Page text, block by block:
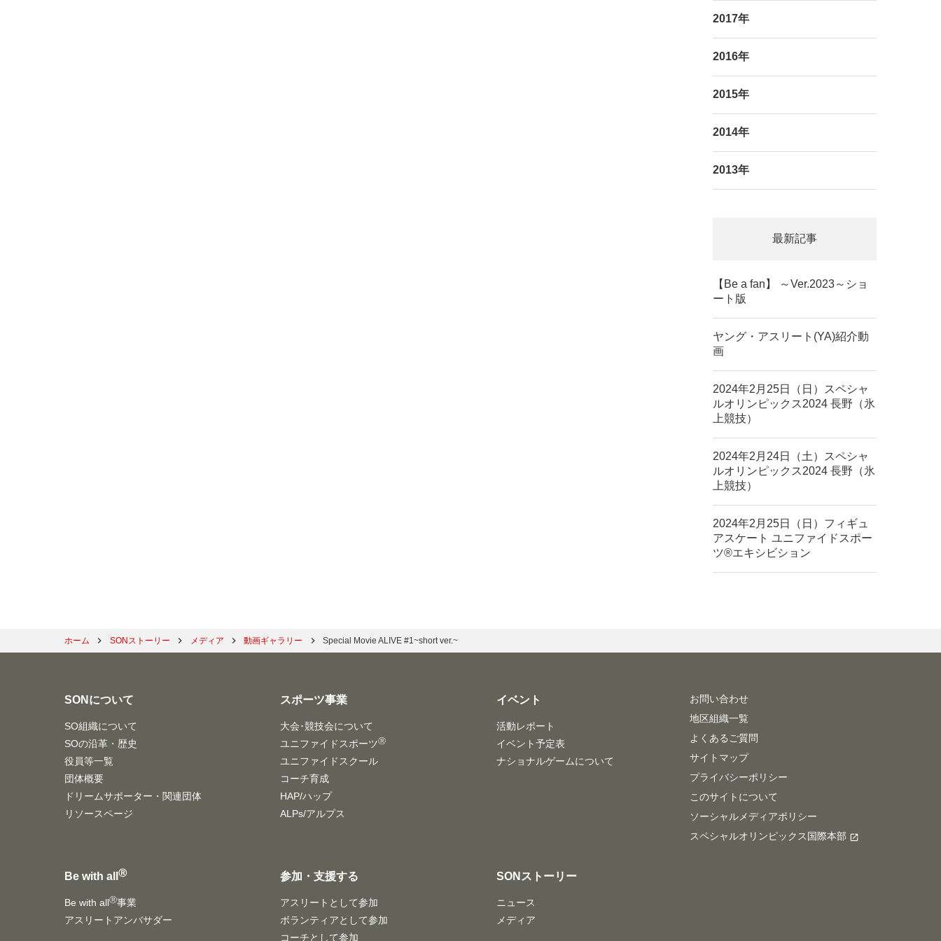
2017年
2016年
2015年
2014年
2013年
最新記事
【Be a fan】 ～Ver.2023～ショ
ート版
ヤング・アスリート(YA)紹介動
画
2024年2月25日（日）スペシャ
ルオリンピックス2024 長野（氷
上競技）
2024年2月24日（土）スペシャ
ルオリンピックス2024 長野（氷
上競技）
2024年2月25日（日）フィギュ
アスケート ユニファイドスポー
ツ®エキシビション
ホーム SONストーリー メディア 動画ギャラリー Special Movie ALIVE #1~short ver.~
SONについて
SO組織について
SOの沿革・歴史
役員等一覧
団体概要
ドリームサポーター・関連団体
リソースページ
Be with all Ⓡ
Be with allⓇ事業
アスリートアンバサダー
スポーツ事業
大会･競技会について
ユニファイドスポーツⓇ
ユニファイドスクール
コーチ育成
HAP/ハップ
ALPs/アルプス
参加・支援する
アスリートとして参加
ボランティアとして参加
コーチとして参加
イベント
活動レポート
イベント予定表
ナショナルゲームについて
SONストーリー
ニュース
メディア
お問い合わせ
地区組織一覧
よくあるご質問
サイトマップ
プライバシーポリシー
このサイトについて
ソーシャルメディアポリシー
スペシャルオリンピックス国際本部